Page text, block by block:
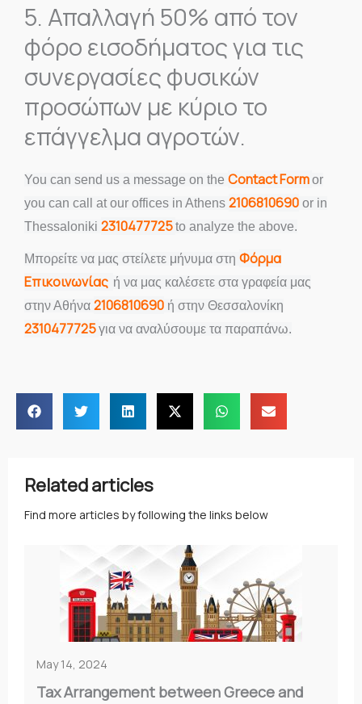
5. Απαλλαγή 50% από τον
φόρο εισοδήματος για τις
συνεργασίες φυσικών
προσώπων με κύριο το
επάγγελμα αγροτών.
You can send us a message on the Contact Formor
you can call at our offices in Athens 2106810690 or in
Thessaloniki 2310477725to analyze the above.
Mπορείτε να μας στείλετε μήνυμα στη Φόρμα
Επικοινωνίας ή να μας καλέσετε στα γραφεία μας
στην Αθήνα 2106810690 ή στην Θεσσαλονίκη
2310477725για να αναλύσουμε τα παραπάνω.
Related articles
Find more articles by following the links below
May 14, 2024
Tax Arrangement between Greece and